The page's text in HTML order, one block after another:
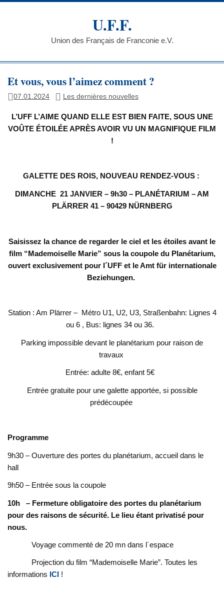
Skip
U.F.F.
Union des Français de Franconie e.V.
Et vous, vous l’aimez comment ?
07.01.2024 Les dernières nouvelles
L’UFF L’AIME QUAND ELLE EST BIEN FAITE, SOUS UNE
VOÛTE ÉTOILÉE APRÈS AVOIR VU UN MAGNIFIQUE FILM
!
GALETTE DES ROIS, NOUVEAU RENDEZ-VOUS :
DIMANCHE 21 JANVIER – 9h30 – PLANÉTARIUM – AM
PLÄRRER 41 – 90429 NÜRNBERG
Saisissez la chance de regarder le ciel et les étoiles avant le
film “Mademoiselle Marie” sous la coupole du Planétarium,
ouvert exclusivement pour l´UFF et le Amt für internationale
Beziehungen.
Station : Am Plärrer – Métro U1, U2, U3, Straßenbahn: Lignes 4
ou 6 , Bus: lignes 34 ou 36.
Parking impossible devant le planétarium pour raison de
travaux
Entrée: adulte 8€, enfant 5€
Entrée gratuite pour une galette apportée, si possible
prédécoupée
Programme
9h30 – Ouverture des portes du planétarium, accueil dans le
hall
9h50 – Entrée sous la coupole
10h – Fermeture obligatoire des portes du planétarium
pour des raisons de sécurité. Le lieu étant privatisé pour
nous.
Voyage commenté de 20 mn dans l´espace
Projection du film “Mademoiselle Marie”. Toutes les
informations ICI !